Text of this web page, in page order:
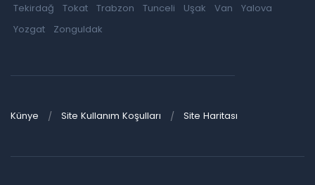
Tekirdağ
Tokat Trabzon Tunceli Uşak Van
Yalova
Yozgat
Zonguldak
Künye Site Kullanım Koşulları Site Haritası